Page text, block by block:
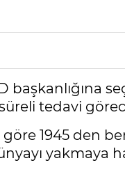
tedavi
1945 den
yakmaya